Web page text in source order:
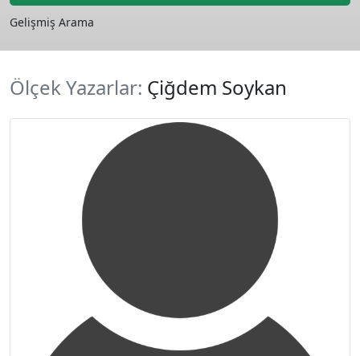
Gelişmiş Arama
Ölçek Yazarlar: Çiğdem Soykan